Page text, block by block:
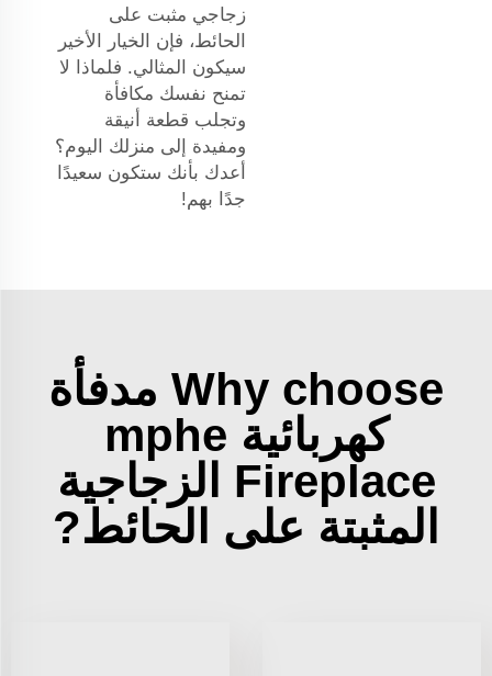
زجاجي مثبت على
الحائط، فإن الخيار الأخير
سيكون المثالي. فلماذا لا
تمنح نفسك مكافأة
وتجلب قطعة أنيقة
ومفيدة إلى منزلك اليوم؟
أعدك بأنك ستكون سعيدًا
جدًا بهم!
Why choose مدفأة
كهربائية mphe
Fireplace الزجاجية
المثبتة على الحائط?